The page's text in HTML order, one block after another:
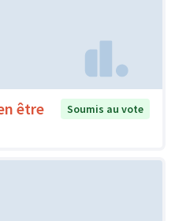
être
Soumis au vote